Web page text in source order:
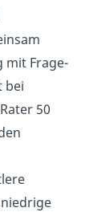
mit Frage-
bei
50